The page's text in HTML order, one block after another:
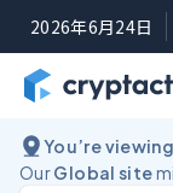
2026年6月24日
You’re
OurGlobal site
機能アップデー